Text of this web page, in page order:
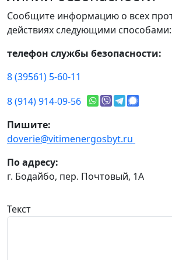
Сообщите информацию о всех
действиях следующими способами:
телефон службы безопасности:
8 (39561) 5-60-11
8 (914) 914-09-56
Пишите:
doverie@vitimenergosbyt.ru
По адресу:
г. Бодайбо, пер. Почтовый, 1А
Текст